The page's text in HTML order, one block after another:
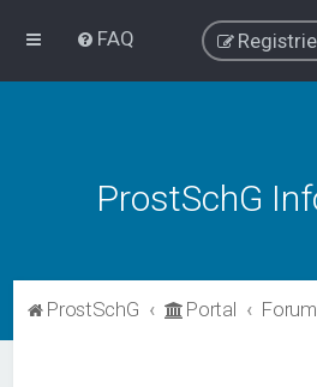
FAQ
ProstSchG
ProstSchG Portal Forum